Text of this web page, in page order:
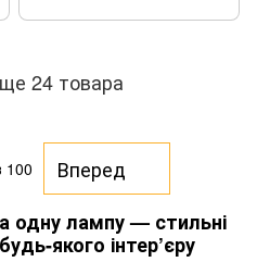
24 товара
100
Вперед
одну лампу — стильні
якого інтер’єру